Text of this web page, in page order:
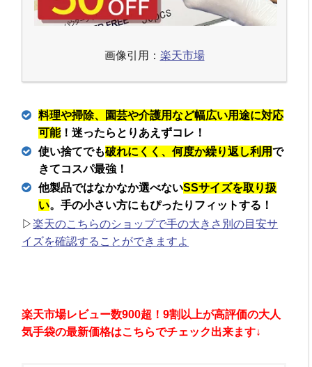
画像引用： 楽天市場
料理や掃除、園芸や介護用など幅広い用途に対応
可能！迷ったらとりあえずコレ！
使い捨てでも破れにくく、何度か繰り返し利用で
きてコスパ最強！
他製品ではなかなか選べないSSサイズを取り扱
い。手の小さい方にもぴったりフィットする！
▷楽天のこちらのショップで手の大きさ別の目安サ
イズを確認することができますよ
楽天市場レビュー数900超！9割以上が高評価の大人
気手袋の最新価格はこちらでチェック出来ます↓